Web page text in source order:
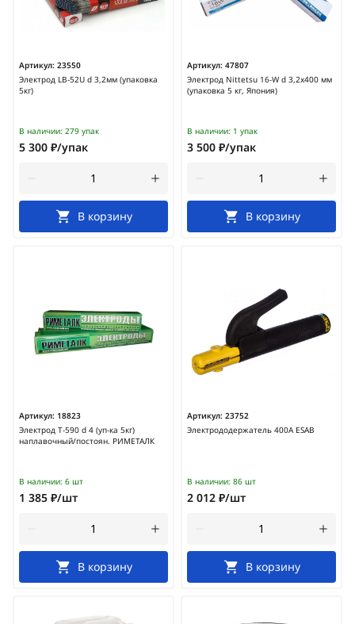
Артикул: 23550
Электрод LB-52U d 3,2мм (упаковка
5кг)
В наличии: 279 упак
5 300 ₽/упак
В корзину
Артикул: 47807
Электрод Nittetsu 16-W d 3,2х400 мм
(упаковка 5 кг, Япония)
В наличии: 1 упак
3 500 ₽/упак
В корзину
Артикул: 18823
Электрод Т-590 d 4 (уп-ка 5кг)
наплавочный/постоян. РИМЕТАЛК
В наличии: 6 шт
1 385 ₽/шт
В корзину
Артикул: 23752
Электрододержатель 400А ESAB
В наличии: 86 шт
2 012 ₽/шт
В корзину